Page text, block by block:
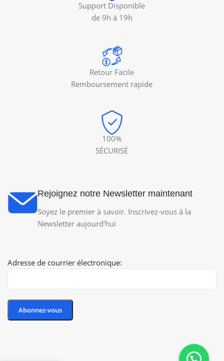
Support Disponible
de 9h à 19h
Retour Facile
Remboursement rapide
100%
SÉCURISÉ
Rejoignez notre Newsletter maintenant
Soyez le premier à savoir. Inscrivez-vous à la
Newsletter aujourd'hui
Adresse de courrier électronique: